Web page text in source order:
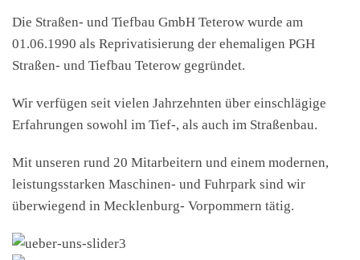
Die Straßen- und Tiefbau GmbH Teterow wurde am
01.06.1990 als Reprivatisierung der ehemaligen PGH
Straßen- und Tiefbau Teterow gegründet.
Wir verfügen seit vielen Jahrzehnten über einschlägige
Erfahrungen sowohl im Tief-, als auch im Straßenbau.
Mit unseren rund 20 Mitarbeitern und einem modernen,
leistungsstarken Maschinen- und Fuhrpark sind wir
überwiegend in Mecklenburg- Vorpommern tätig.